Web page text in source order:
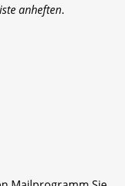
anheften.